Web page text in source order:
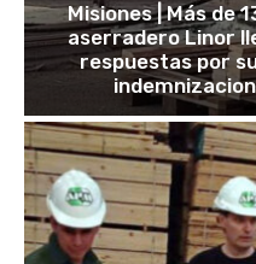
Misiones | Más de
aserradero Linor
respuestas por